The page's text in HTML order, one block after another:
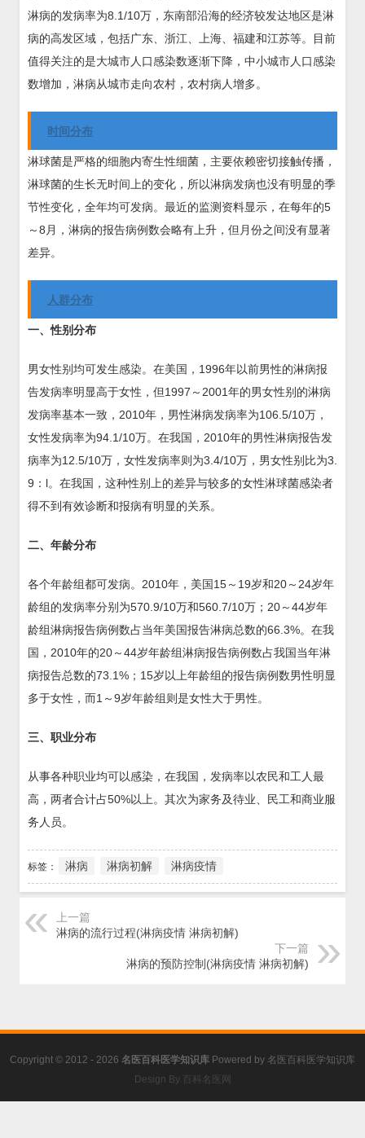
淋病的发病率为8.1/10万，东南部沿海的经济较发达地区是淋
病的高发区域，包括广东、浙江、上海、福建和江苏等。目前
值得关注的是大城市人口感染数逐渐下降，中小城市人口感染
数增加，淋病从城市走向农村，农村病人增多。
时间分布
淋球菌是严格的细胞内寄生性细菌，主要依赖密切接触传播，
淋球菌的生长无时间上的变化，所以淋病发病也没有明显的季
节性变化，全年均可发病。最近的监测资料显示，在每年的5
～8月，淋病的报告病例数会略有上升，但月份之间没有显著
差异。
人群分布
一、性别分布
男女性别均可发生感染。在美国，1996年以前男性的淋病报
告发病率明显高于女性，但1997～2001年的男女性别的淋病
发病率基本一致，2010年，男性淋病发病率为106.5/10万，
女性发病率为94.1/10万。在我国，2010年的男性淋病报告发
病率为12.5/10万，女性发病率则为3.4/10万，男女性别比为3.
9：l。在我国，这种性别上的差异与较多的女性淋球菌感染者
得不到有效诊断和报病有明显的关系。
二、年龄分布
各个年龄组都可发病。2010年，美国15～19岁和20～24岁年
龄组的发病率分别为570.9/10万和560.7/10万；20～44岁年
龄组淋病报告病例数占当年美国报告淋病总数的66.3%。在我
国，2010年的20～44岁年龄组淋病报告病例数占我国当年淋
病报告总数的73.1%；15岁以上年龄组的报告病例数男性明显
多于女性，而1～9岁年龄组则是女性大于男性。
三、职业分布
从事各种职业均可以感染，在我国，发病率以农民和工人最
高，两者合计占50%以上。其次为家务及待业、民工和商业服
务人员。
标签： 淋病 淋病初解 淋病疫情
上一篇
淋病的流行过程(淋病疫情 淋病初解)
下一篇
淋病的预防控制(淋病疫情 淋病初解)
Copyright © 2012 - 2026 名医百科医学知识库 Powered by 名医百科医学知识库
Design By 百科名医网